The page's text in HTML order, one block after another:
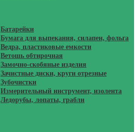
Батарейки
Бумага для выпекания, силапен, фольга
Ведра, пластиковые емкости
Ветошь обтирочная
Замочно-скобяные изделия
Зачистные диски, круги отрезные
Зубочистки
Измерительный инструмент, изолента
Ледорубы, лопаты, грабли